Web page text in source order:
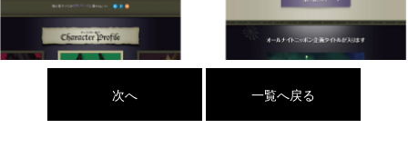
次へ 一覧へ戻る